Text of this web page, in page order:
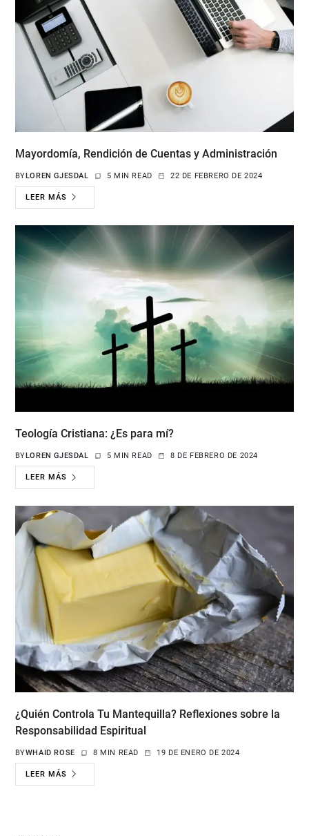
Mayordomía, Rendición de Cuentas y Administración
BYLOREN GJESDAL 5 MIN READ 22 DE FEBRERO DE 2024
LEER MÁS
Teología Cristiana: ¿Es para mí?
BY LOREN GJESDAL 5 MIN READ 8 DE FEBRERO DE 2024
LEER MÁS
¿Quién Controla Tu Mantequilla? Reflexiones sobre la
Responsabilidad Espiritual
BYWHAID ROSE 8 MIN READ 19 DE ENERO DE 2024
LEER MÁS